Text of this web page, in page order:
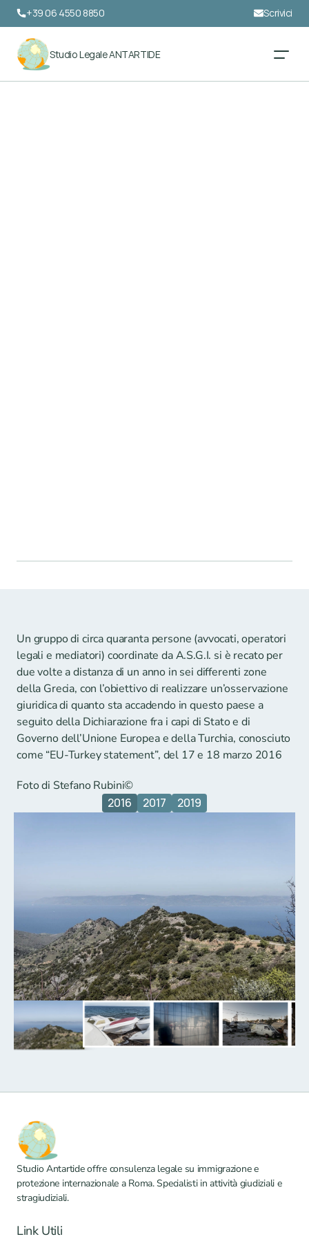
+39 06 4550 8850 Scrivici
Studio Legale ANTARTIDE
Un gruppo di circa quaranta persone (avvocati, operatori
legali e mediatori) coordinate da A.S.G.I. si è recato per
due volte a distanza di un anno in sei differenti zone
della Grecia, con l’obiettivo di realizzare un’osservazione
giuridica di quanto sta accadendo in questo paese a
seguito della Dichiarazione fra i capi di Stato e di
Governo dell’Unione Europea e della Turchia, conosciuto
come “EU-Turkey statement”, del 17 e 18 marzo 2016
Foto di Stefano Rubini©
2016
2017 2019
Studio Antartide offre consulenza legale su immigrazione e
protezione internazionale a Roma. Specialisti in attività giudiziali e
stragiudiziali.
Link Utili